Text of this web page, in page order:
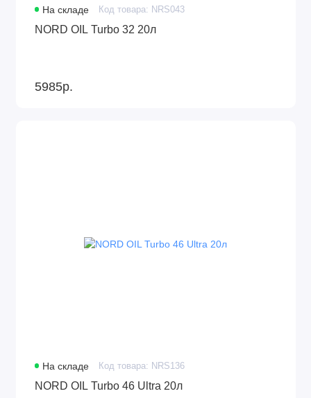
На складе Код товара: NRS043
NORD OIL Turbo 32 20л
5985р.
На складе Код товара: NRS136
NORD OIL Turbo 46 Ultra 20л